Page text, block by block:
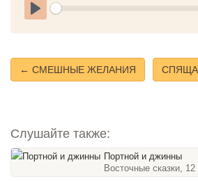
Play
← СМЕШНЫЕ ЖЕЛАНИЯ
Слушайте также:
Портной и джинны
Восточные сказки, 12